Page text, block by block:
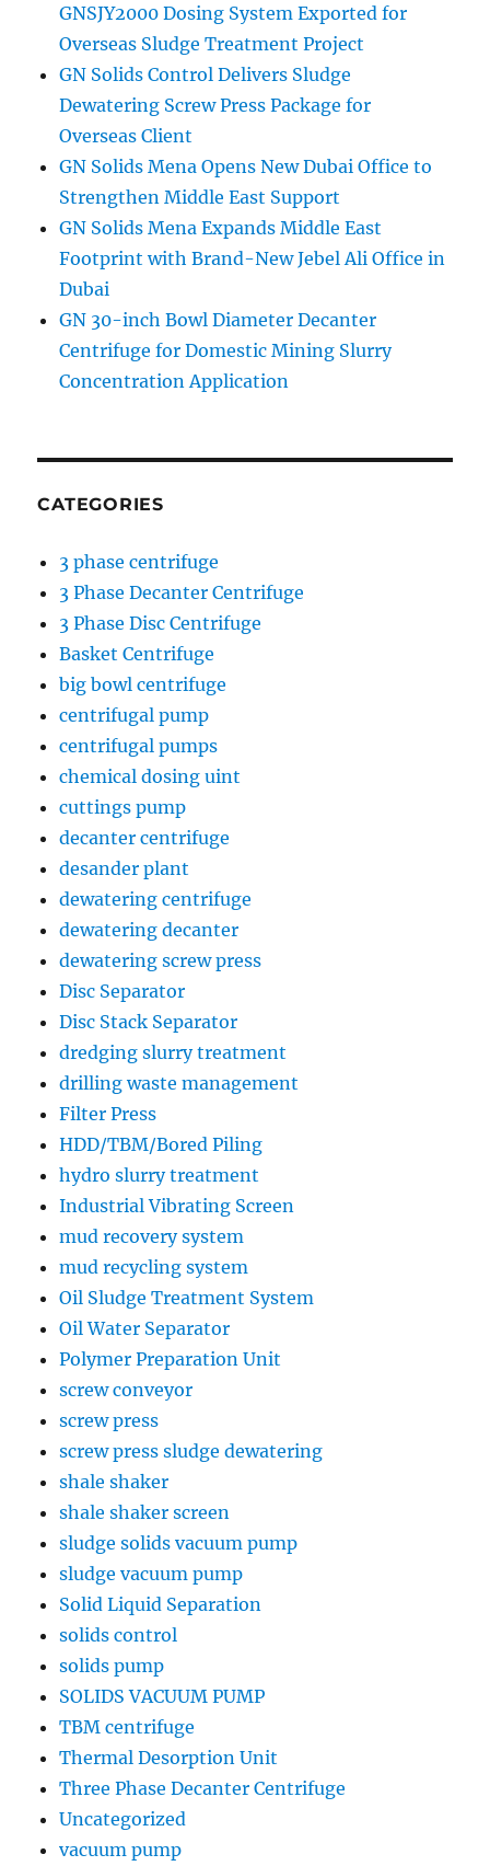
GNSJY2000 Dosing System Exported for
Overseas Sludge Treatment Project
GN Solids Control Delivers Sludge
Dewatering Screw Press Package for
Overseas Client
GN Solids Mena Opens New Dubai Office to
Strengthen Middle East Support
GN Solids Mena Expands Middle East
Footprint with Brand-New Jebel Ali Office in
Dubai
GN 30-inch Bowl Diameter Decanter
Centrifuge for Domestic Mining Slurry
Concentration Application
CATEGORIES
3 phase centrifuge
3 Phase Decanter Centrifuge
3 Phase Disc Centrifuge
Basket Centrifuge
big bowl centrifuge
centrifugal pump
centrifugal pumps
chemical dosing uint
cuttings pump
decanter centrifuge
desander plant
dewatering centrifuge
dewatering decanter
dewatering screw press
Disc Separator
Disc Stack Separator
dredging slurry treatment
drilling waste management
Filter Press
HDD/TBM/Bored Piling
hydro slurry treatment
Industrial Vibrating Screen
mud recovery system
mud recycling system
Oil Sludge Treatment System
Oil Water Separator
Polymer Preparation Unit
screw conveyor
screw press
screw press sludge dewatering
shale shaker
shale shaker screen
sludge solids vacuum pump
sludge vacuum pump
Solid Liquid Separation
solids control
solids pump
SOLIDS VACUUM PUMP
TBM centrifuge
Thermal Desorption Unit
Three Phase Decanter Centrifuge
Uncategorized
vacuum pump